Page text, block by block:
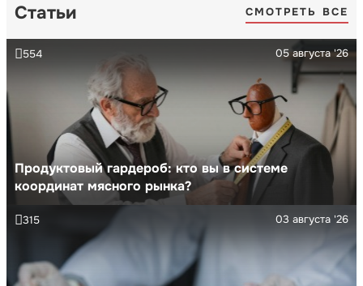
Статьи СМОТРЕТЬ ВСЕ
Продуктовый гардероб: кто вы в системе
координат мясного рынка?
05 августа '26
554
03 августа '26
315